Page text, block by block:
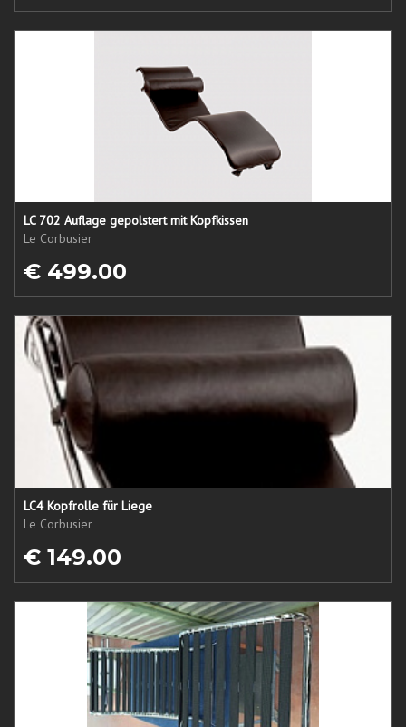
LC 702 Auflage gepolstert mit Kopfkissen
Le Corbusier
€ 499.00
LC4 Kopfrolle für Liege
Le Corbusier
€ 149.00